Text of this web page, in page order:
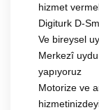
hizmet
Digiturk D-
Ve bireysel
Merkezî uydu
yapıyoruz
Motorize ve